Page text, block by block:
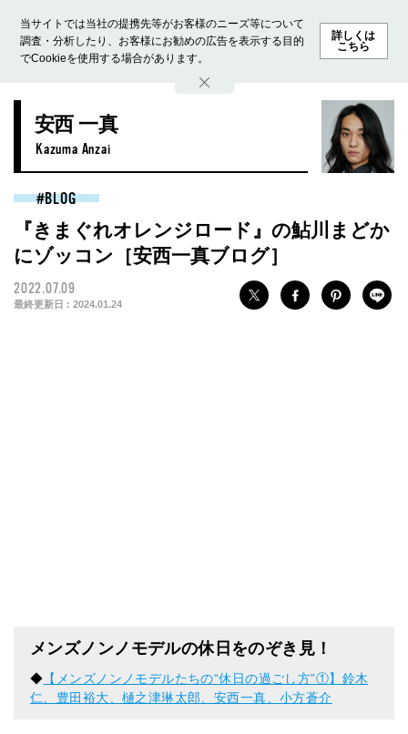
当サイトでは当社の提携先等がお客様のニーズ等について
調査・分析したり、お客様にお勧めの広告を表示する目的
でCookieを使用する場合があります。
詳しくは
こちら
ホーム モデル募集 ランキング ファッション ビューテ
安西 一真
Kazuma Anzai
BLOG
『きまぐれオレンジロード』の鮎川まどか
にゾッコン［安西一真ブログ］
2022.07.09
最終更新日 : 2024.01.24
メンズノンノモデルの休日をのぞき見！
◆ 【メンズノンノモデルたちの“休日の過ごし方”①】鈴木
仁、豊田裕大、樋之津琳太郎、安西一真、小方蒼介